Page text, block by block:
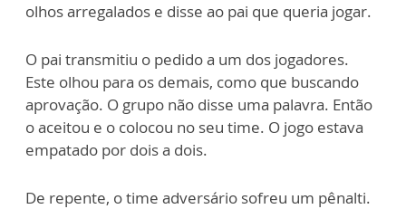
olhos arregalados e disse ao pai que queria jogar.
O pai transmitiu o pedido a um dos jogadores.
Este olhou para os demais, como que buscando
aprovação. O grupo não disse uma palavra. Então
o aceitou e o colocou no seu time. O jogo estava
empatado por dois a dois.
De repente, o time adversário sofreu um pênalti.